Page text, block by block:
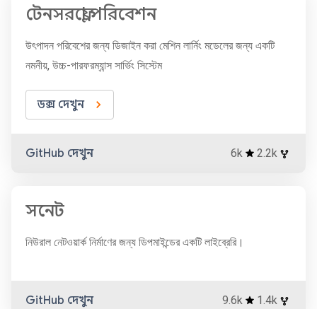
টেনসরফ্লো পরিবেশন
উৎপাদন পরিবেশের জন্য ডিজাইন করা মেশিন লার্নিং মডেলের জন্য একটি
নমনীয়, উচ্চ-পারফরম্যান্স সার্ভিং সিস্টেম
ডক্স দেখুন
GitHub দেখুন 6k 2.2k
সনেট
নিউরাল নেটওয়ার্ক নির্মাণের জন্য ডিপমাইন্ডের একটি লাইব্রেরি।
GitHub দেখুন 9.6k 1.4k